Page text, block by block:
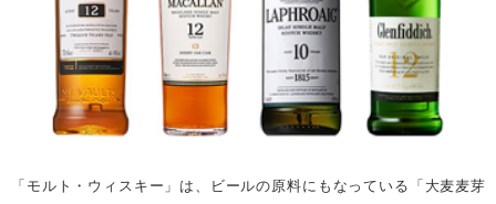
「モルト・ウィスキー」は、ビールの原料にもなっている「大麦麦芽